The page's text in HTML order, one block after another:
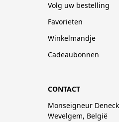
Volg uw bestelling
Favorieten
Winkelmandje
Cadeaubonnen
CONTACT
Monseigneur
Wevelgem, België